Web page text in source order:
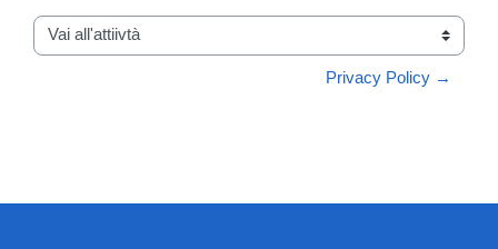
Vai all'attiivtà
Privacy Policy →